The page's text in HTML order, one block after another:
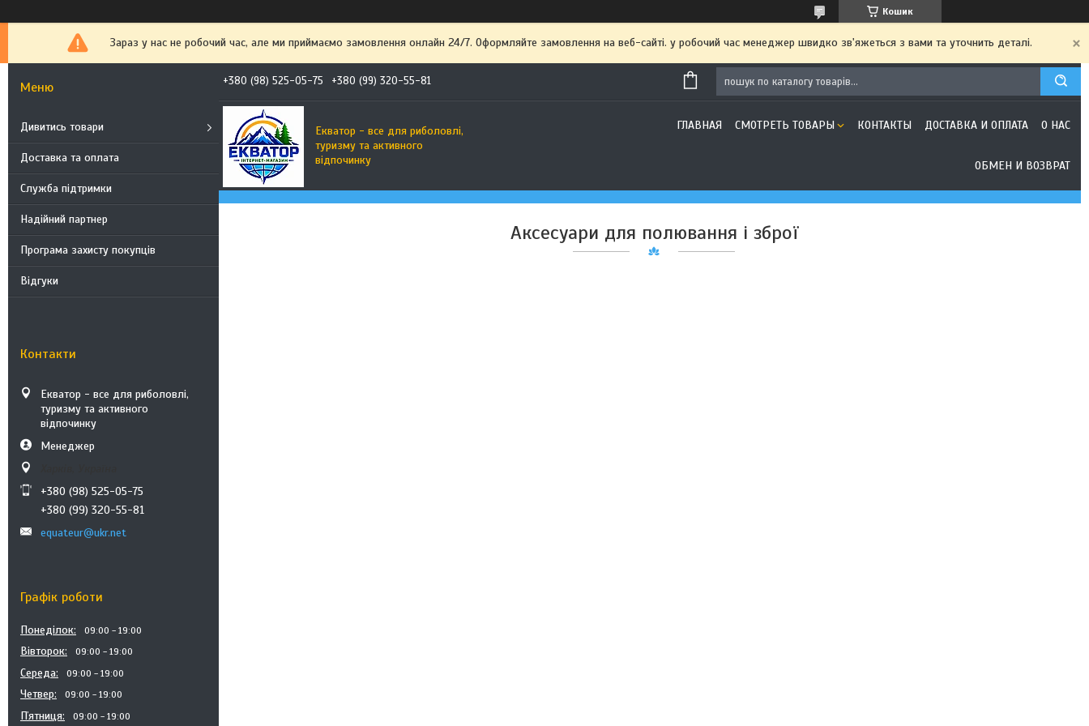
Кошик
Зараз у нас не робочий час, але ми приймаємо замовлення онлайн 24/7. Оформляйте замовлення на веб-сайті. у робочий час менеджер швидко зв'яжеться з вами та уточнить деталі.
Дивитись товари
Доставка та оплата
Служба підтримки
Надійний партнер
Програма захисту покупців
Відгуки
Контакти
Екватор - все для риболовлі,
туризму та активного
відпочинку
Менеджер
+380 (98) 525-05-75
+380 (99) 320-55-81
equateur@ukr.net
Графік роботи
Понеділок 09:00 19:00
Вівторок 09:00 19:00
Середа 09:00 19:00
Четвер 09:00 19:00
Пʼятниця 09:00 19:00
+380 (98) 525-05-75 +380 (99) 320-55-81
Екватор - все для риболовлі,
туризму та активного
відпочинку
ГЛАВНАЯ СМОТРЕТЬ ТОВАРЫ КОНТАКТЫ ДОСТАВКА И ОПЛАТА О НАС
ОБМЕН И ВОЗВРАТ
Аксесуари для полювання і зброї